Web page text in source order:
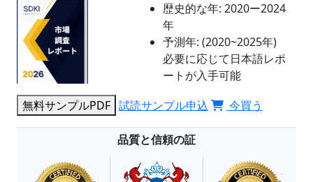
歴史的な年: 2020ー2024
年
予測年: (2020~2025年)
必要に応じて日本語レポ
ートが入手可能
無料サンプルPDF 試読サンプル申込 今買う
品質と信頼の証